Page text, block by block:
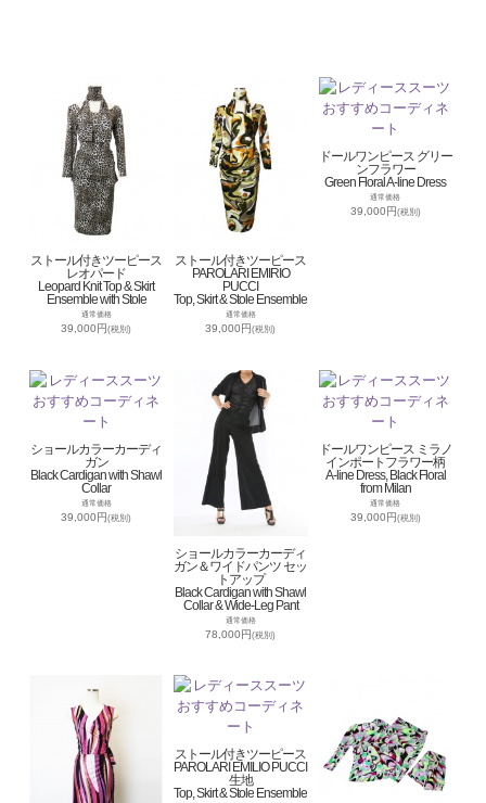
ストール付きツーピース
レオパード
Leopard Knit Top & Skirt
Ensemble with Stole
通常価格
39,000円(税別)
ストール付きツーピース
PAROLARI EMIRIO
PUCCI
Top, Skirt & Stole Ensemble
通常価格
39,000円(税別)
ドールワンピース グリー
ンフラワー
Green Floral A-line Dress
通常価格
39,000円(税別)
ショールカラーカーディ
ガン
Black Cardigan with Shawl
Collar
通常価格
39,000円(税別)
ショールカラーカーディ
ガン＆ワイドパンツ セッ
トアップ
Black Cardigan with Shawl
Collar & Wide-Leg Pant
通常価格
78,000円(税別)
ドールワンピース ミラノ
インポートフラワー柄
A-line Dress, Black Floral
from Milan
通常価格
39,000円(税別)
ストール付きツーピース
PAROLARI EMILIO PUCCI
生地
Top, Skirt & Stole Ensemble